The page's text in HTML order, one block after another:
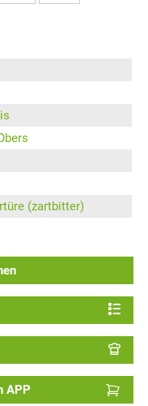
(zartbitter)
APP